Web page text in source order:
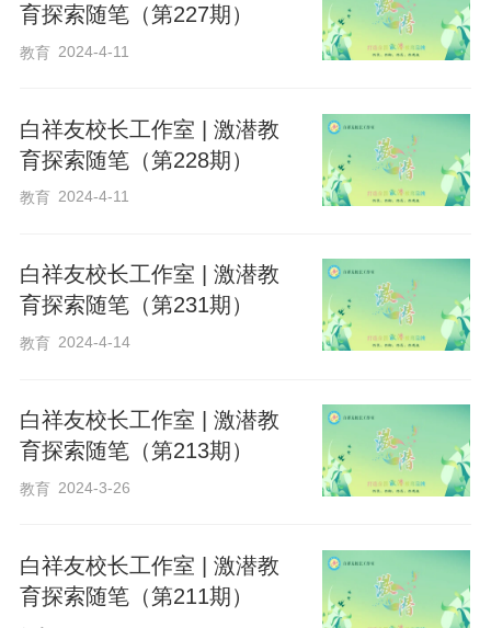
育探索随笔（第227期）
教育 2024-4-11
白祥友校长工作室 | 激潜教
育探索随笔（第228期）
教育 2024-4-11
白祥友校长工作室 | 激潜教
育探索随笔（第231期）
教育 2024-4-14
白祥友校长工作室 | 激潜教
育探索随笔（第213期）
教育 2024-3-26
白祥友校长工作室 | 激潜教
育探索随笔（第211期）